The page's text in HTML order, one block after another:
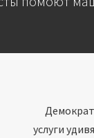
услуги